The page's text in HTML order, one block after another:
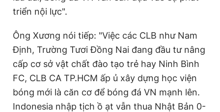
triển nội lực".
Ông Xương nói tiếp: "Việc các CLB như Nam
Định, Trường Tươi Đồng Nai đang đầu tư nâng
cấp cơ sở vật chất đào tạo trẻ hay Ninh Bình
FC, CLB CA TP.HCM ấp ủ xây dựng học viện
bóng mới là căn cơ để bóng đá VN mạnh lên.
Indonesia nhập tịch ồ ạt vẫn thua Nhật Bản 0-